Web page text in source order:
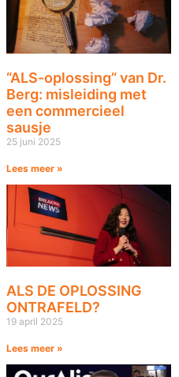
“ALS-oplossing” van Dr.
Berg: misleiding met
een commercieel
sausje
25 juni 2025
Lees meer »
ALS DE OPLOSSING
ONTRAFELD?
19 april 2025
Lees meer »